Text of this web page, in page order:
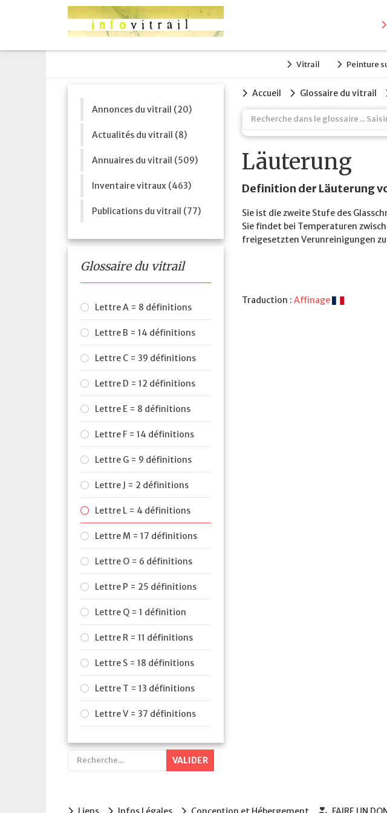
Vitrail Peinture
Annonces du vitrail (20)
Actualités du vitrail (8)
Annuaires du vitrail (509)
Inventaire vitraux (463)
Publications du vitrail (77)
Glossaire du vitrail
Lettre A = 8 définitions
Lettre B = 14 définitions
Lettre C = 39 définitions
Lettre D = 12 définitions
Lettre E = 8 définitions
Lettre F = 14 définitions
Lettre G = 9 définitions
Lettre J = 2 définitions
Lettre L = 4 définitions
Lettre M = 17 définitions
Lettre O = 6 définitions
Lettre P = 25 définitions
Lettre Q = 1 définition
Lettre R = 11 définitions
Lettre S = 18 définitions
Lettre T = 13 définitions
Lettre V = 37 définitions
VALIDER
Accueil Glossaire du vitrail
Läuterung
Definition der Läuterung
Sie ist die zweite Stufe des
Sie findet bei Temperaturen
freigesetzten Verunreinigungen
Traduction : Affinage